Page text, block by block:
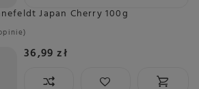
Japan Cherry 100g
36,99 zł